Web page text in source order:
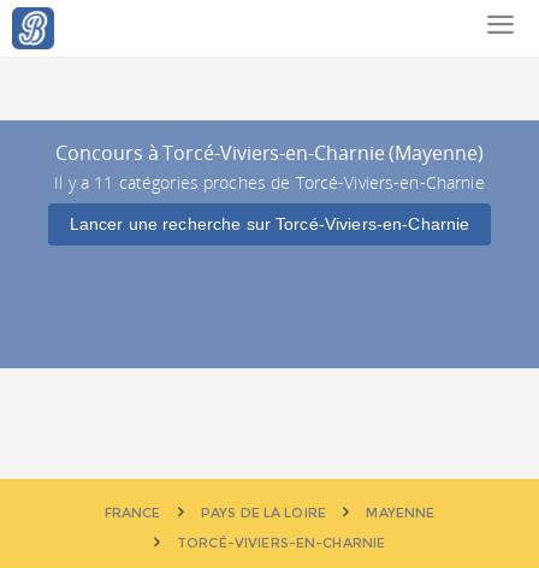
Concours à Torcé-Viviers-en-Charnie (Mayenne)
Il y a 11 catégories proches de Torcé-Viviers-en-Charnie
Lancer une recherche sur Torcé-Viviers-en-Charnie
FRANCE PAYS DE LA LOIRE
MAYENNE
TORCÉ-VIVIERS-EN-CHARNIE